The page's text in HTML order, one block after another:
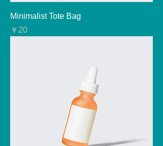
Minimalist Tote Bag
価格
￥20